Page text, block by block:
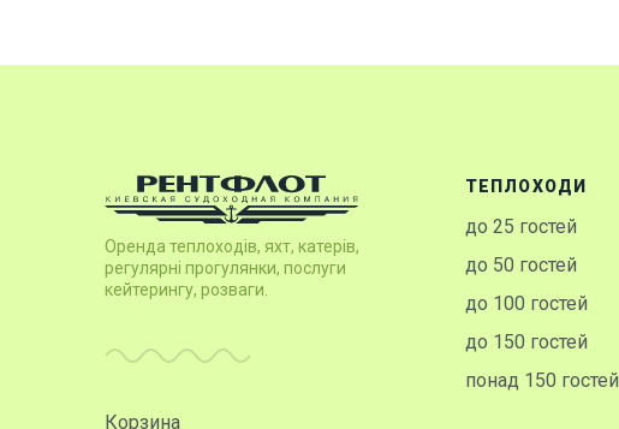
Оренда теплоходів, яхт, катерів,
регулярні прогулянки, послуги
кейтерингу, розваги.
Корзина
ТЕПЛОХОДИ
до 25 гостей
до 50 гостей
до 100 гостей
до 150 гостей
понад 150 гостей